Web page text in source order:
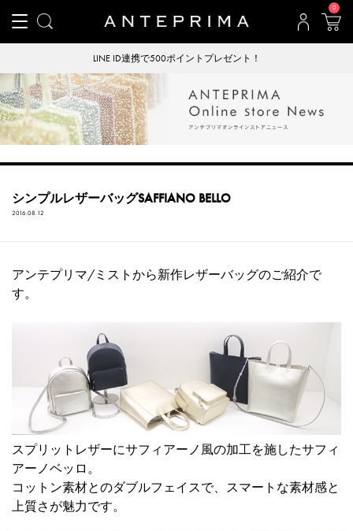
0
LINE ID連携で500ポイントプレゼント！
シンプルレザーバッグSAFFIANO BELLO
2016.08.12
アンテプリマ/ミストから新作レザーバッグのご紹介で
す。
スプリットレザーにサフィアーノ風の加工を施したサフィ
アーノベッロ。
コットン素材とのダブルフェイスで、スマートな素材感と
上質さが魅力です。